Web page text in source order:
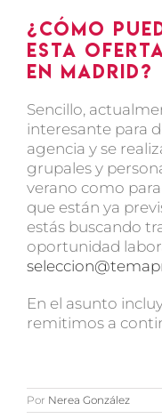
¿Cómo
esta
en Madrid?
Sencillo,
interesante para
agencia y se
grupales y
verano como
que están ya
estás buscando
oportunidad
En el asunto
remitimos a
Por Nerea González